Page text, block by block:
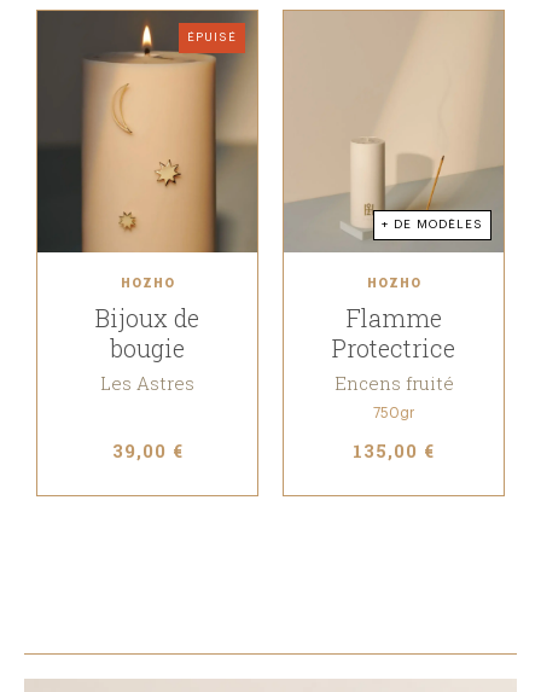
ÉPUISÉ
HOZHO
Bijoux de
bougie
Les Astres
39,00 €
+ DE MODÈLES
HOZHO
Flamme
Protectrice
Encens fruité
750gr
135,00 €